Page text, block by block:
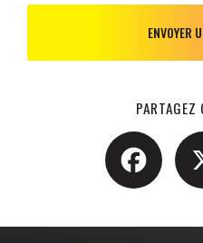
ENVOYER
PARTAGEZ